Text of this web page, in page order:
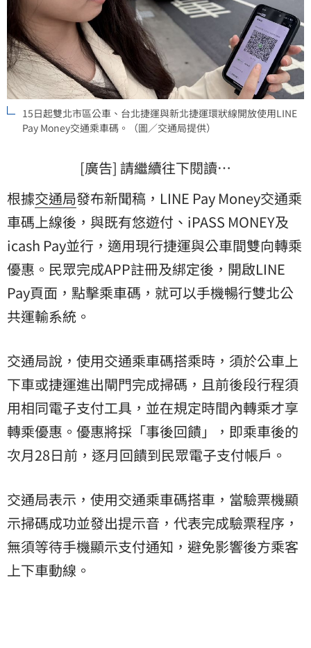
15日起雙北市區公車、台北捷運與新北捷運環狀線開放使用LINE
Pay Money交通乘車碼。（圖／交通局提供）
[廣告] 請繼續往下閱讀…
根據交通局發布新聞稿，LINE Pay Money交通乘
車碼上線後，與既有悠遊付、iPASS MONEY及
icash Pay並行，適用現行捷運與公車間雙向轉乘
優惠。民眾完成APP註冊及綁定後，開啟LINE
Pay頁面，點擊乘車碼，就可以手機暢行雙北公
共運輸系統。
交通局說，使用交通乘車碼搭乘時，須於公車上
下車或捷運進出閘門完成掃碼，且前後段行程須
用相同電子支付工具，並在規定時間內轉乘才享
轉乘優惠。優惠將採「事後回饋」，即乘車後的
次月28日前，逐月回饋到民眾電子支付帳戶。
交通局表示，使用交通乘車碼搭車，當驗票機顯
示掃碼成功並發出提示音，代表完成驗票程序，
無須等待手機顯示支付通知，避免影響後方乘客
上下車動線。